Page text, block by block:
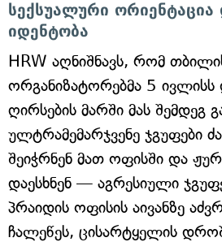
სექსუალური
იდენტობა
HRW აღნიშნავს, რომ
ორგანიზატორებმა 5 ივლისს
ღირსების მარში მას შემდეგ
ულტრამემარჯვენე ჯგუფები
შეიჭრნენ მათ ოფისში და
დაესხნენ — აგრესიული
პრაიდის ოფისის აივანზე
ჩალეწეს, ცისარტყელის